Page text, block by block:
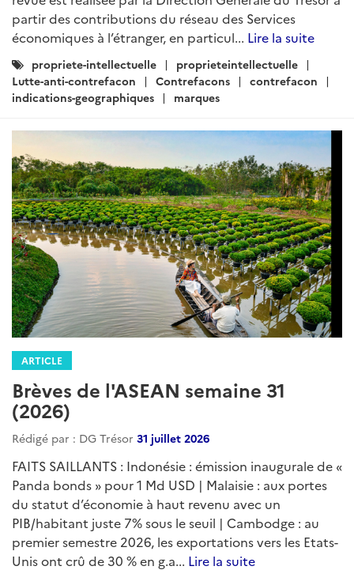
partir des contributions du réseau des Services
économiques à l’étranger, en particul... Lire la suite
Catégories
:
propriete-intellectuelle
proprieteintellectuelle
Lutte-anti-contrefacon
Contrefacons
contrefacon
indications-geographiques
marques
ARTICLE
Brèves de l'ASEAN semaine 31
(2026)
Rédigé par : DG Trésor 31 juillet 2026
FAITS SAILLANTS : Indonésie : émission inaugurale de «
Panda bonds » pour 1 Md USD | Malaisie : aux portes
du statut d’économie à haut revenu avec un
PIB/habitant juste 7% sous le seuil | Cambodge : au
premier semestre 2026, les exportations vers les Etats-
Unis ont crû de 30 % en g.a... Lire la suite